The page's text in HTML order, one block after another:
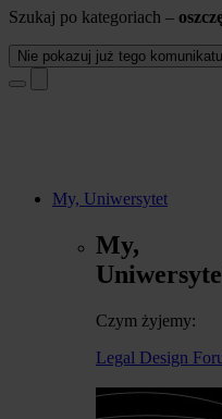
Szukaj po kategoriach –
Nie pokazuj już tego komunikatu
My, Uniwersytet
My,
Czym żyjemy:
Legal Design